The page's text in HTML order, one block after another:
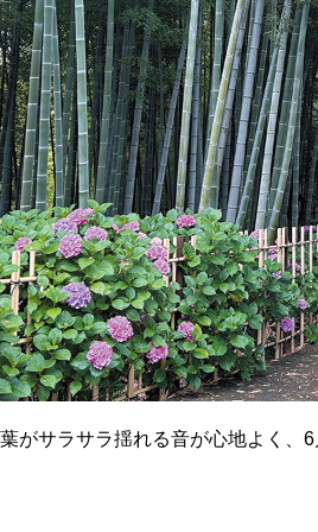
がサラサラ揺れる音が心地よく、